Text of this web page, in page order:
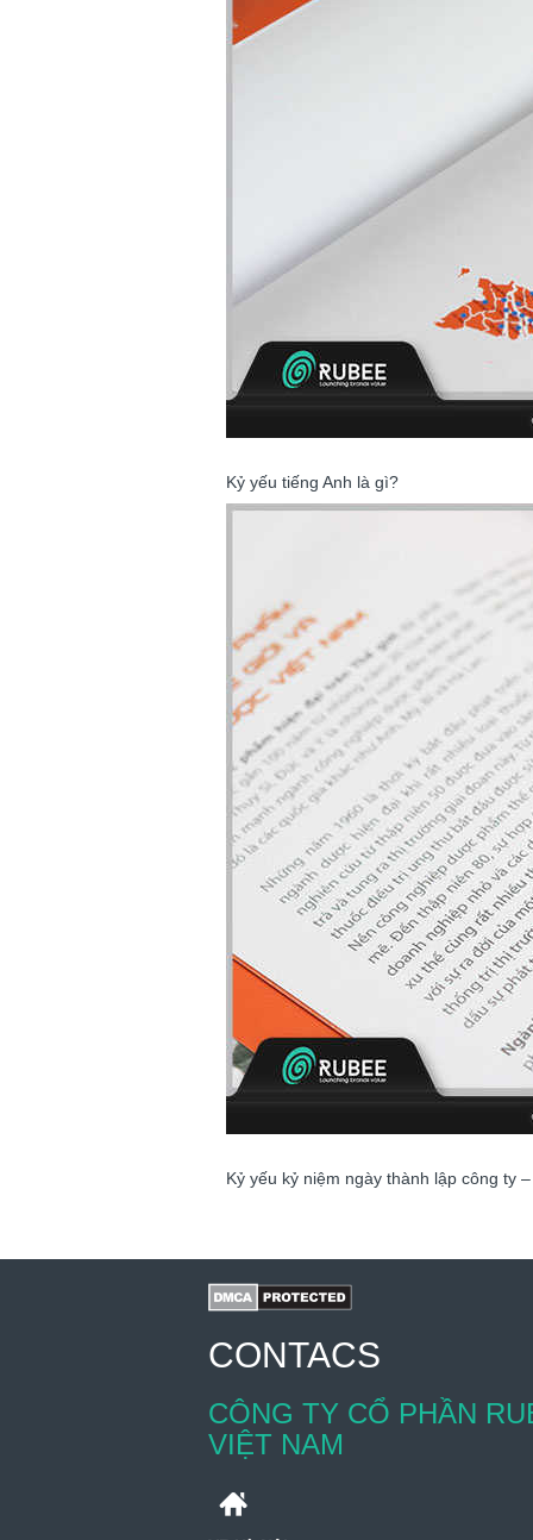
Kỷ yếu tiếng Anh là gì?
Kỷ yếu kỷ niệm ngày thành lập công ty
CONTACS
CÔNG TY CỔ PHẦN
VIỆT NAM